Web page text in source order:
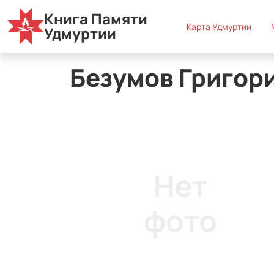
Книга Памяти
Удмуртии Карта Удмуртии
Карта Удмуртии Муниципальные округа
Безумов